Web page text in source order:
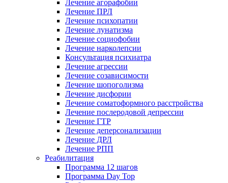
Лечение агорафобии
Лечение ПРЛ
Лечение психопатии
Лечение лунатизма
Лечение социофобии
Лечение нарколепсии
Консультация психиатра
Лечение агрессии
Лечение созависимости
Лечение шопоголизма
Лечение дисфории
Лечение соматоформного расстройства
Лечение послеродовой депрессии
Лечение ГТР
Лечение деперсонализации
Лечение ДРЛ
Лечение РПП
Реабилитация
Программа 12 шагов
Программа Day Top